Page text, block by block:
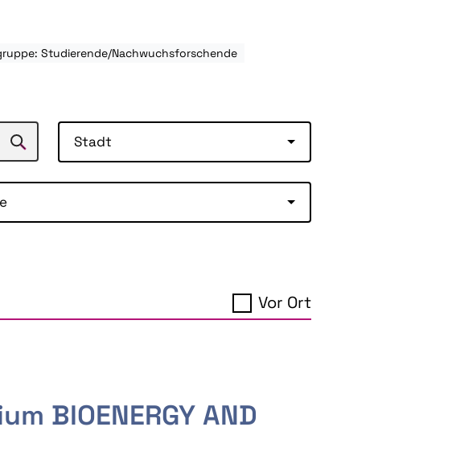
Studierende/Nachwuchsforschende
Suchen Stadt
Vor Ort
BIOENERGY AND